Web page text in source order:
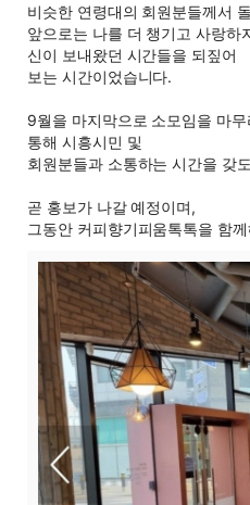
비슷한 연령대의 회원분들께서
앞으로는 나를 더 챙기고 사랑하
신이 보내왔던 시간들을 되짚어
보는 시간이었습니다.
9월을 마지막으로 소모임을 마
통해 시흥시민 및
회원분들과 소통하는 시간을 갖
곧 홍보가 나갈 예정이며,
그동안 커피향기피움톡톡을 함